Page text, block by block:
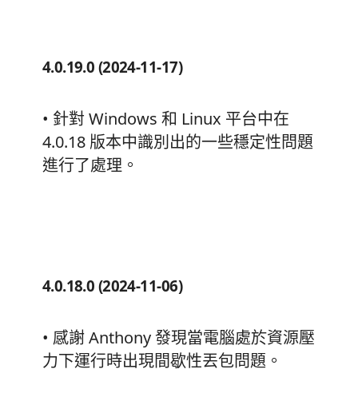
4.0.19.0 (2024-11-17)
• 針對 Windows 和 Linux 平台中在
4.0.18 版本中識別出的一些穩定性問題
進行了處理。
4.0.18.0 (2024-11-06)
• 感謝 Anthony 發現當電腦處於資源壓
力下運行時出現間歇性丟包問題。